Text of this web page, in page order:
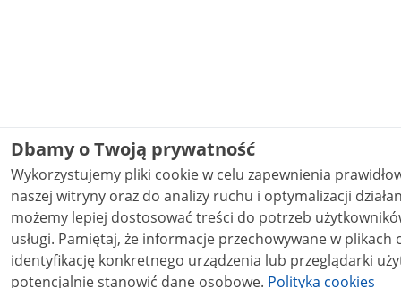
Dbamy o Twoją prywatność
Wykorzystujemy pliki cookie w celu zapewnienia
naszej witryny oraz do analizy ruchu i optymalizacji działania
możemy lepiej dostosować treści do potrzeb
usługi. Pamiętaj, że informacje przechowywane w plikach cookie mogą pozwalać na
identyfikację konkretnego urządzenia lub przeglądarki
potencjalnie stanowić dane osobowe. Polityka cookies